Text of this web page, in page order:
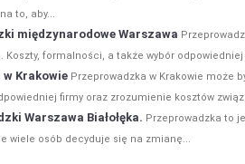
to, aby...
międzynarodowe Warszawa
formalności, a także wybór
Krakowie Przeprowadzka w Krakowie może
firmy oraz zrozumienie kosztów
Warszawa Białołęka. Przeprowadzka to
wiele osób decyduje się na zmianę...